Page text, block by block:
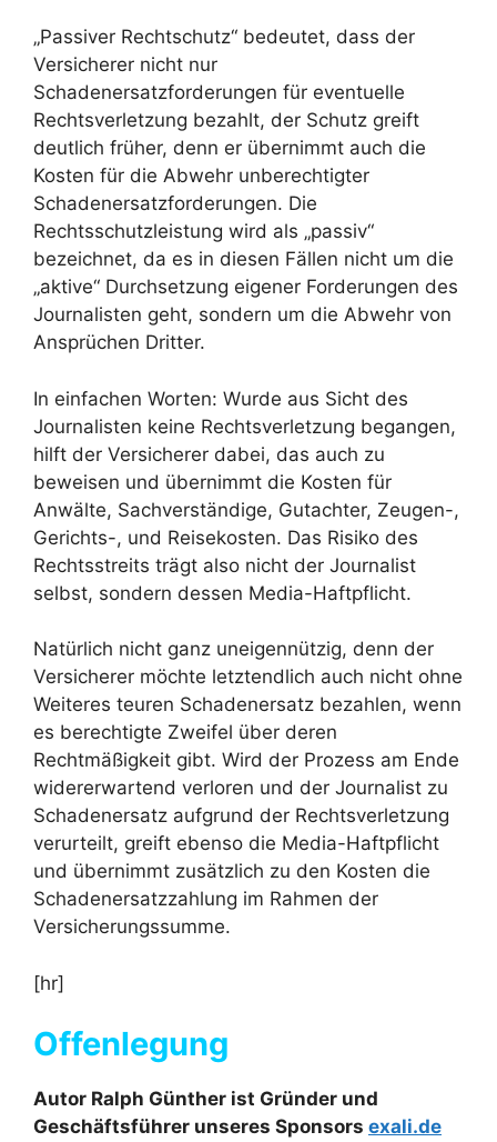
„Passiver Rechtschutz“ bedeutet, dass der
Versicherer nicht nur
Schadenersatzforderungen für eventuelle
Rechtsverletzung bezahlt, der Schutz greift
deutlich früher, denn er übernimmt auch die
Kosten für die Abwehr unberechtigter
Schadenersatzforderungen. Die
Rechtsschutzleistung wird als „passiv“
bezeichnet, da es in diesen Fällen nicht um die
„aktive“ Durchsetzung eigener Forderungen des
Journalisten geht, sondern um die Abwehr von
Ansprüchen Dritter.
In einfachen Worten: Wurde aus Sicht des
Journalisten keine Rechtsverletzung begangen,
hilft der Versicherer dabei, das auch zu
beweisen und übernimmt die Kosten für
Anwälte, Sachverständige, Gutachter, Zeugen-,
Gerichts-, und Reisekosten. Das Risiko des
Rechtsstreits trägt also nicht der Journalist
selbst, sondern dessen Media-Haftpflicht.
Natürlich nicht ganz uneigennützig, denn der
Versicherer möchte letztendlich auch nicht ohne
Weiteres teuren Schadenersatz bezahlen, wenn
es berechtigte Zweifel über deren
Rechtmäßigkeit gibt. Wird der Prozess am Ende
widererwartend verloren und der Journalist zu
Schadenersatz aufgrund der Rechtsverletzung
verurteilt, greift ebenso die Media-Haftpflicht
und übernimmt zusätzlich zu den Kosten die
Schadenersatzzahlung im Rahmen der
Versicherungssumme.
[hr]
Offenlegung
Autor Ralph Günther ist Gründer und
Geschäftsführer unseres Sponsors exali.de